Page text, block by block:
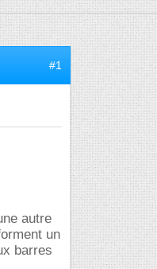
#1
autre
un
barres